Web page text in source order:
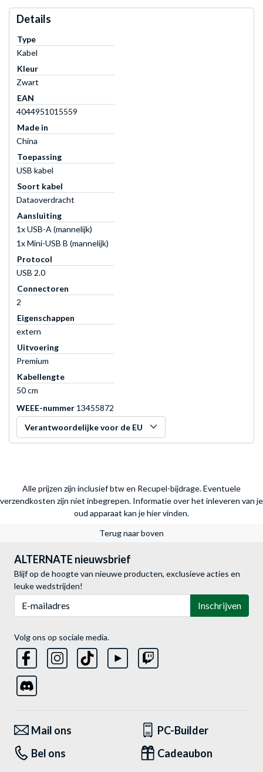
Details
Type
Kabel
Kleur
Zwart
EAN
4044951015559
Made in
China
Toepassing
USB kabel
Soort kabel
Dataoverdracht
Aansluiting
1x USB-A (mannelijk)
1x Mini-USB B (mannelijk)
Protocol
USB 2.0
Connectoren
2
Eigenschappen
extern
Uitvoering
Premium
Kabellengte
50 cm
WEEE-nummer 13455872
Verantwoordelijke voor de EU
Alle prijzen zijn inclusief btw en Recupel-bijdrage. Eventuele
verzendkosten zijn niet inbegrepen. Informatie over het inleveren van je
oud apparaat kan je hier vinden.
Terug naar boven
ALTERNATE nieuwsbrief
Blijf op de hoogte van nieuwe producten, exclusieve acties en
leuke wedstrijden!
Inschrijven
Volg ons op sociale media.
Mail ons
PC-Builder
Bel ons
Cadeaubon